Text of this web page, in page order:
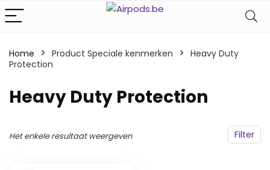
Home Product Speciale kenmerken
‎Heavy Duty
Protection
‎Heavy Duty Protection
Filter
Het enkele resultaat weergeven